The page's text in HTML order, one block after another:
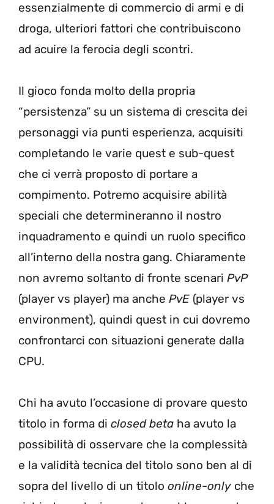
essenzialmente di commercio di armi e di
droga, ulteriori fattori che contribuiscono
ad acuire la ferocia degli scontri.
Il gioco fonda molto della propria
“persistenza” su un sistema di crescita dei
personaggi via punti esperienza, acquisiti
completando le varie quest e sub-quest
che ci verrà proposto di portare a
compimento. Potremo acquisire abilità
speciali che determineranno il nostro
inquadramento e quindi un ruolo specifico
all’interno della nostra gang. Chiaramente
non avremo soltanto di fronte scenari PvP
(player vs player) ma anche PvE (player vs
environment), quindi quest in cui dovremo
confrontarci con situazioni generate dalla
CPU.
Chi ha avuto l’occasione di provare questo
titolo in forma di closed beta ha avuto la
possibilità di osservare che la complessità
e la validità tecnica del titolo sono ben al di
sopra del livello di un titolo online-only che